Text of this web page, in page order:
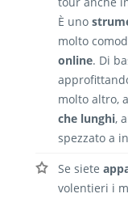
È uno
molto
online. Di
molto altro,
che lunghi,
spezzato a
Se siete
volentieri i